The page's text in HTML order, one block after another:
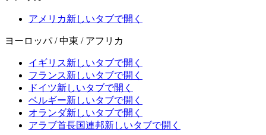
アメリカ新しいタブで開く
ヨーロッパ / 中東 / アフリカ
イギリス新しいタブで開く
フランス新しいタブで開く
ドイツ新しいタブで開く
ベルギー新しいタブで開く
オランダ新しいタブで開く
アラブ首長国連邦新しいタブで開く